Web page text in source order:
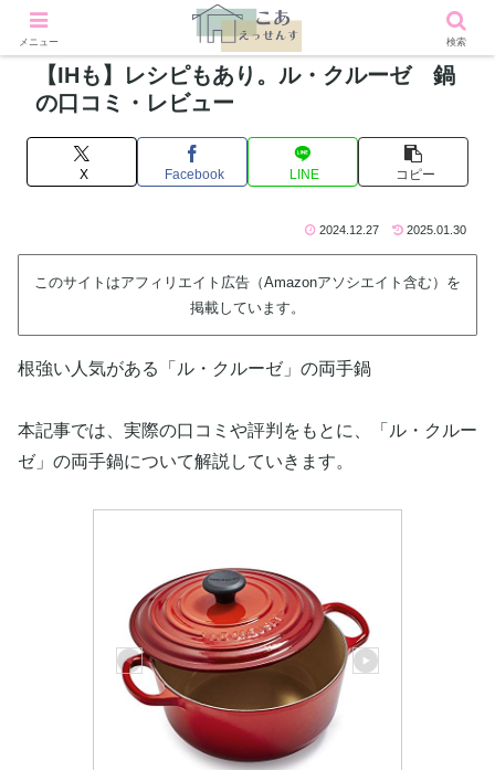
【IHも】レシピもあり。ル・クルーゼ 鍋
の口コミ・レビュー
X Facebook LINE コピー
2024.12.27 2025.01.30
このサイトはアフィリエイト広告（Amazonアソシエイト含む）を
掲載しています。
根強い人気がある「ル・クルーゼ」の両手鍋
本記事では、実際の口コミや評判をもとに、「ル・クルー
ゼ」の両手鍋について解説していきます。
メニュー 検索